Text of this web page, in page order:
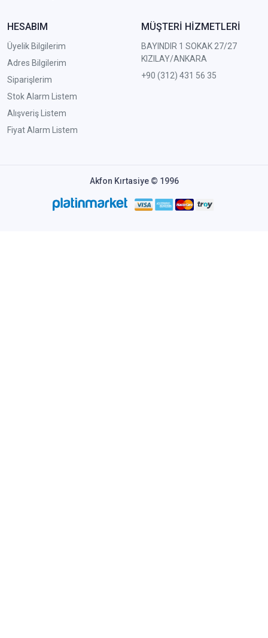
HESABIM
Üyelik Bilgilerim
Adres Bilgilerim
Siparişlerim
Stok Alarm Listem
Alışveriş Listem
Fiyat Alarm Listem
MÜŞTERİ HİZMETLERİ
BAYINDIR 1 SOKAK 27/27
KIZILAY/ANKARA
+90 (312) 431 56 35
Akfon Kırtasiye © 1996